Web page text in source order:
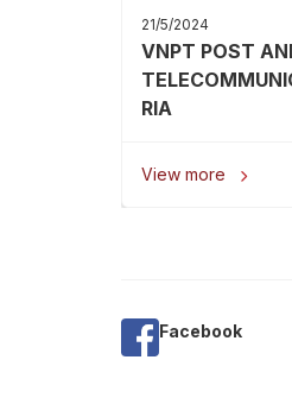
21/5/2024
VNPT POST
RIA
View more 
Facebook